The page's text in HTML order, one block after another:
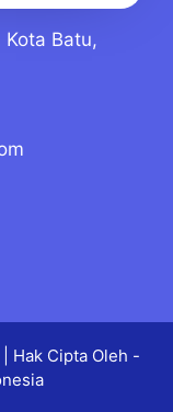
Kota Batu,
Hak Cipta Oleh -